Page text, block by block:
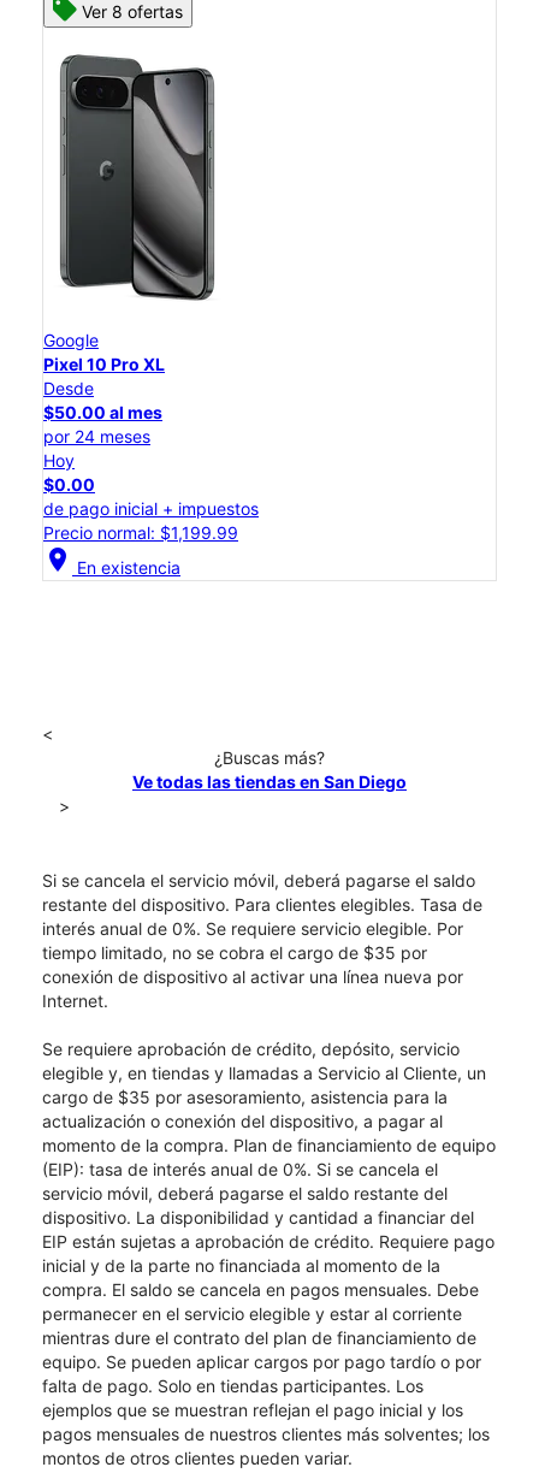
Ver 8 ofertas
Google
Pixel 10 Pro XL
Desde
$50.00 al mes
por 24 meses
Hoy
$0.00
de pago inicial + impuestos
Precio normal: $1,199.99
location_on En existencia
<
¿Buscas más?
Ve todas las tiendas en San Diego
>
Si se cancela el servicio móvil, deberá pagarse el saldo
restante del dispositivo. Para clientes elegibles. Tasa de
interés anual de 0%. Se requiere servicio elegible. Por
tiempo limitado, no se cobra el cargo de $35 por
conexión de dispositivo al activar una línea nueva por
Internet.
Se requiere aprobación de crédito, depósito, servicio
elegible y, en tiendas y llamadas a Servicio al Cliente, un
cargo de $35 por asesoramiento, asistencia para la
actualización o conexión del dispositivo, a pagar al
momento de la compra. Plan de financiamiento de equipo
(EIP): tasa de interés anual de 0%. Si se cancela el
servicio móvil, deberá pagarse el saldo restante del
dispositivo. La disponibilidad y cantidad a financiar del
EIP están sujetas a aprobación de crédito. Requiere pago
inicial y de la parte no financiada al momento de la
compra. El saldo se cancela en pagos mensuales. Debe
permanecer en el servicio elegible y estar al corriente
mientras dure el contrato del plan de financiamiento de
equipo. Se pueden aplicar cargos por pago tardío o por
falta de pago. Solo en tiendas participantes. Los
ejemplos que se muestran reflejan el pago inicial y los
pagos mensuales de nuestros clientes más solventes; los
montos de otros clientes pueden variar.